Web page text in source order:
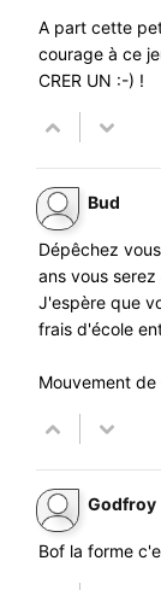
A part cette
courage à ce
CRER UN :-) !
Bud
Dépêchez
ans vous
J'espère que
frais d'école
Mouvement
Godfroy
Bof la forme